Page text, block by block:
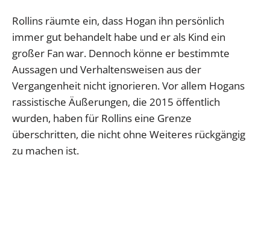
Rollins räumte ein, dass Hogan ihn persönlich
immer gut behandelt habe und er als Kind ein
großer Fan war. Dennoch könne er bestimmte
Aussagen und Verhaltensweisen aus der
Vergangenheit nicht ignorieren. Vor allem Hogans
rassistische Äußerungen, die 2015 öffentlich
wurden, haben für Rollins eine Grenze
überschritten, die nicht ohne Weiteres rückgängig
zu machen ist.